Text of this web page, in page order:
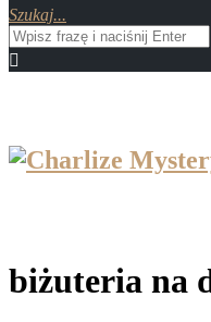
Szukaj...
biżuteria na